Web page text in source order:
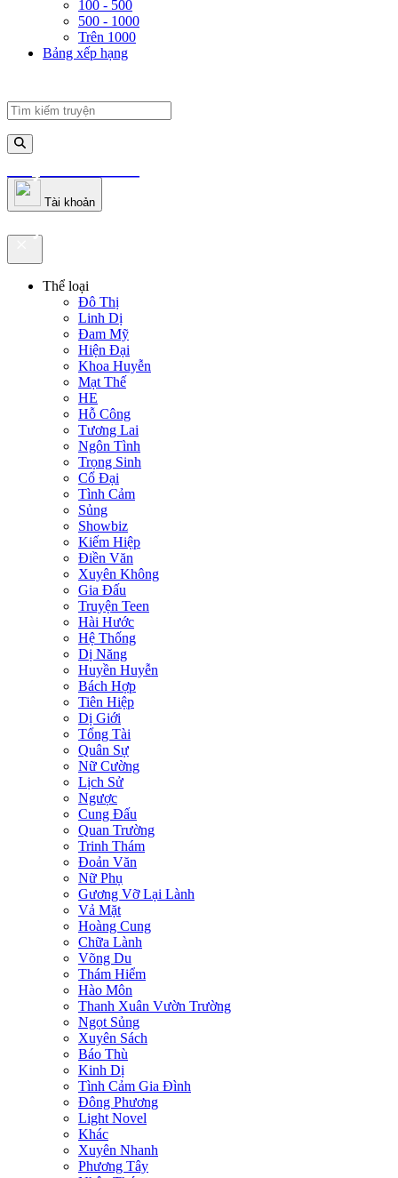
100 - 500
500 - 1000
Trên 1000
Bảng xếp hạng
truyenfullz.com
Tài khoản
truyenfullz.com
Thể loại
Đô Thị
Linh Dị
Đam Mỹ
Hiện Đại
Khoa Huyễn
Mạt Thế
HE
Hỗ Công
Tương Lai
Ngôn Tình
Trọng Sinh
Cổ Đại
Tình Cảm
Sủng
Showbiz
Kiếm Hiệp
Điền Văn
Xuyên Không
Gia Đấu
Truyện Teen
Hài Hước
Hệ Thống
Dị Năng
Huyền Huyễn
Bách Hợp
Tiên Hiệp
Dị Giới
Tổng Tài
Quân Sự
Nữ Cường
Lịch Sử
Ngược
Cung Đấu
Quan Trường
Trinh Thám
Đoản Văn
Nữ Phụ
Gương Vỡ Lại Lành
Vả Mặt
Hoàng Cung
Chữa Lành
Võng Du
Thám Hiểm
Hào Môn
Thanh Xuân Vườn Trường
Ngọt Sủng
Xuyên Sách
Báo Thù
Kinh Dị
Tình Cảm Gia Đình
Đông Phương
Light Novel
Khác
Xuyên Nhanh
Phương Tây